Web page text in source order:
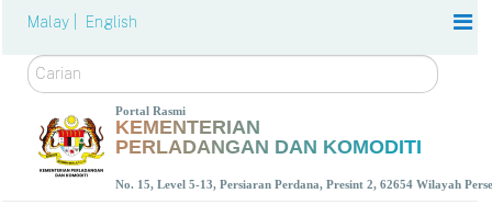
Malay | English
Carian
Portal Rasmi
KEMENTERIAN
PERLADANGAN DAN KOMODITI
No. 15, Level 5-13, Persiaran Perdana, Presint 2, 62654 Wilayah